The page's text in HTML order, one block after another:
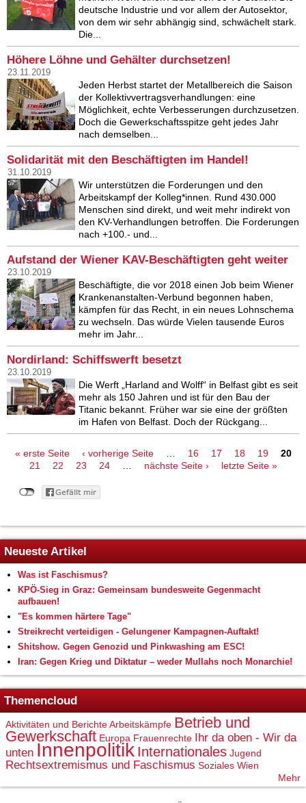
deutsche Industrie und vor allem der Autosektor,
von dem wir sehr abhängig sind, schwächelt stark.
Die...
Höhere Löhne und Gehälter durchsetzen!
23.11.2019
Jeden Herbst startet der Metallbereich die Saison
der Kollektivvertragsverhandlungen: eine
Möglichkeit, echte Verbesserungen durchzusetzen.
Doch die Gewerkschaftsspitze geht jedes Jahr
nach demselben...
Solidarität mit den Beschäftigten im Handel!
31.10.2019
Wir unterstützen die Forderungen und den
Arbeitskampf der Kolleg*innen. Rund 430.000
Menschen sind direkt, und weit mehr indirekt von
den KV-Verhandlungen betroffen. Die Forderungen
nach +100.- und...
Aufstand der Wiener KAV-Beschäftigten geht weiter
23.10.2019
Beschäftigte, die vor 2018 einen Job beim Wiener
Krankenanstalten-Verbund begonnen haben,
kämpfen für das Recht, in ein neues Lohnschema
zu wechseln. Das würde Vielen tausende Euros
mehr im Jahr...
Nordirland: Schiffswerft besetzt
23.10.2019
Die Werft „Harland and Wolff“ in Belfast gibt es seit
mehr als 150 Jahren und ist für den Bau der
Titanic bekannt. Früher war sie eine der größten
im Hafen von Belfast. Doch der Rückgang...
Seiten
« erste Seite ‹ vorherige Seite … 16 17 18 19
20
21
22 23 24 … nächste Seite › letzte Seite »
Neueste Artikel
Was ist Faschismus?
KPÖ-Sieg in Graz: Gemeinsam bundesweite Gegenmacht
aufbauen!
"Es kommen härtere Tage"
Streikrecht verteidigen - Gelungener Kampagnen-Auftakt!
Shitshow. Gegen Genozid und Pinkwashing am ESC!
Iran: Gegen Krieg und Diktatur – weder Mullahs noch Monarchie!
Themencloud
Aktivitäten und BerichteArbeitskämpfe Betrieb und
Gewerkschaft Europa Frauenrechte
Ihr da oben - Wir da
unten Innenpolitik Internationales Jugend
Rechtsextremismus und Faschismus Soziales Wien
Mehr